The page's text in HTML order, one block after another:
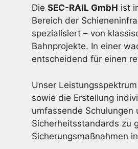
Die SEC-RAIL GmbH ist
Bereich der
spezialisiert – von
Bahnprojekte. In einer
entscheidend für einen
Unser
sowie die Erstellung
umfassende
Sicherheitsstandards zu
Sicherungsmaßnahmen in